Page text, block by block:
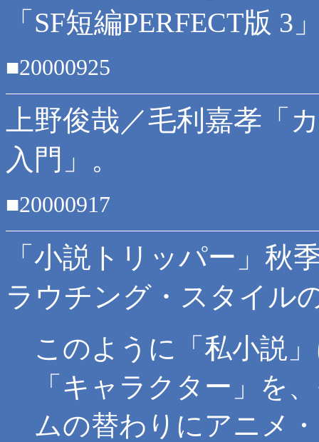
「SF短編PERFECT版 3
■20000925
上野俊哉／毛利嘉孝「
入門」。
■20000917
「小説トリッパー」秋
ラウチング・スタイル
このように「私小説
「キャラクター」を
ムの替わりにアニメ